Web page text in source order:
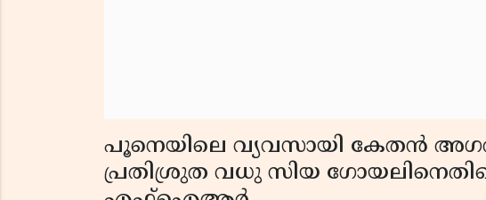
പൂനെയിലെ വ്യവസായി കേതൻ
പ്രതിശ്രുത വധു സിയ